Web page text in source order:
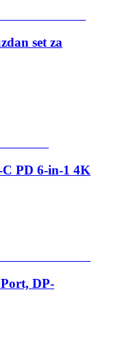
set za
PD 6-in-1 4K
DP-